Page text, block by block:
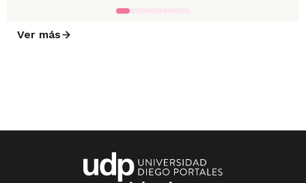
Ver más